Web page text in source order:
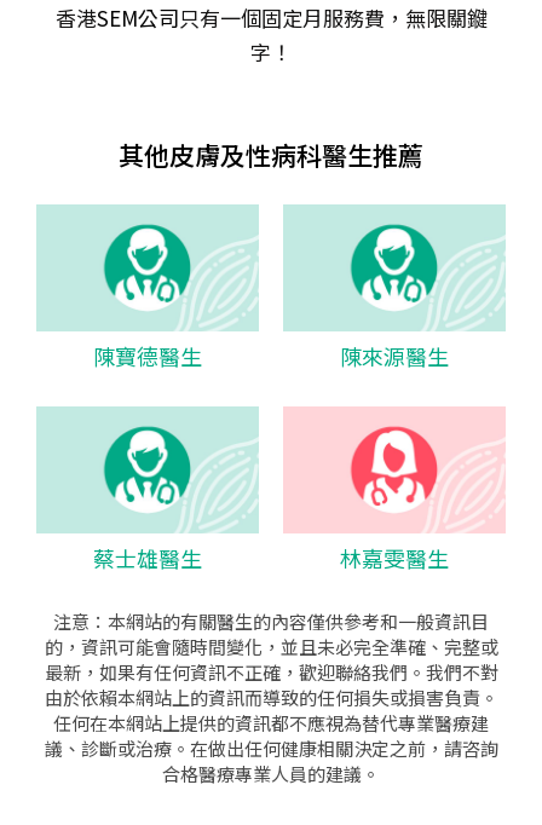
香港SEM公司只有一個固定月服務費，無限關𨫡
字！
其他皮膚及性病科醫生推薦
陳寶德醫生 陳來源醫生
蔡士雄醫生 林嘉雯醫生
注意：本網站的有關醫生的內容僅供參考和一般資訊目
的，資訊可能會隨時間變化，並且未必完全準確、完整或
最新，如果有任何資訊不正確，歡迎聯絡我們。我們不對
由於依賴本網站上的資訊而導致的任何損失或損害負責。
任何在本網站上提供的資訊都不應視為替代專業醫療建
議、診斷或治療。在做出任何健康相關決定之前，請咨詢
合格醫療專業人員的建議。